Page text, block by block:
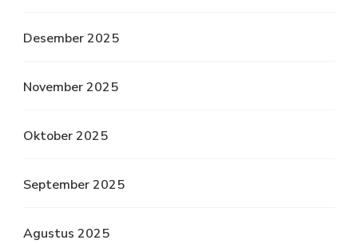
Desember 2025
November 2025
Oktober 2025
September 2025
Agustus 2025